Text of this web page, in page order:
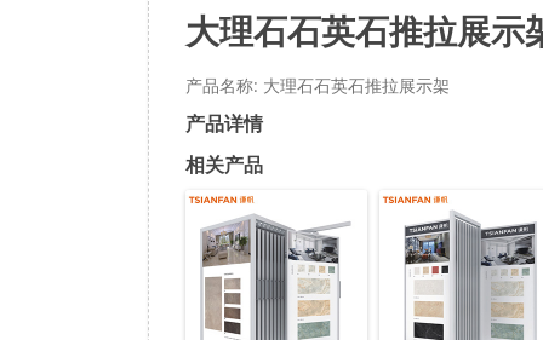
大理石石英石推拉展示
产品名称: 大理石石英石推拉展示架
产品详情
相关产品